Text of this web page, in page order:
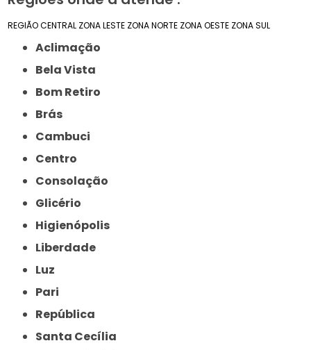
REGIÃO CENTRAL ZONA LESTE ZONA NORTE ZONA OESTE ZONA SUL
Aclimação
Bela Vista
Bom Retiro
Brás
Cambuci
Centro
Consolação
Glicério
Higienópolis
Liberdade
Luz
Pari
República
Santa Cecília